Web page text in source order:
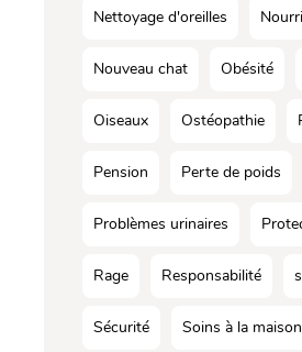
Nettoyage d'oreilles
Nouveau chat Obésité
Oiseaux Ostéopathie
Pension Perte de poids
Problèmes urinaires
Rage Responsabilité
Sécurité Soins à la maison